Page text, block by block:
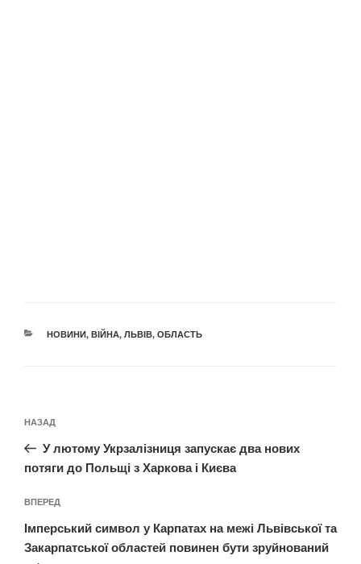
КАТЕГОРІЇ
НОВИНИ, ВІЙНА, ЛЬВІВ, ОБЛАСТЬ
записів
Попередній
запис:
НАЗАД
У лютому Укрзалізниця запускає два нових
потяги до Польщі з Харкова і Києва
Наступний
запис
ВПЕРЕД
Імперський символ у Карпатах на межі Львівської та
Закарпатської областей повинен бути зруйнований